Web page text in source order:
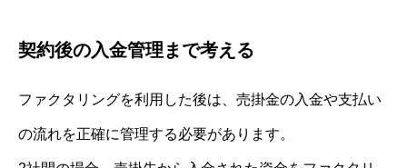
契約後の入金管理まで考える
ファクタリングを利用した後は、売掛金の入金や支払い
の流れを正確に管理する必要があります。